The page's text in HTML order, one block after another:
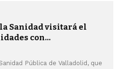
Sanidad visitará el
con...
Pública de Valladolid, que